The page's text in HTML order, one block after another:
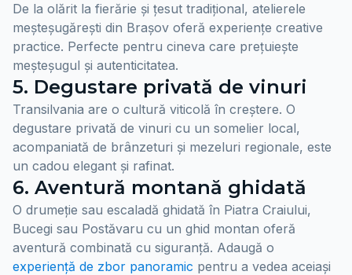
De la olărit la fierărie și țesut tradițional, atelierele
meșteșugărești din Brașov oferă experiențe creative
practice. Perfecte pentru cineva care prețuiește
meșteșugul și autenticitatea.
5. Degustare privată de vinuri
Transilvania are o cultură viticolă în creștere. O
degustare privată de vinuri cu un somelier local,
acompaniată de brânzeturi și mezeluri regionale, este
un cadou elegant și rafinat.
6. Aventură montană ghidată
O drumeție sau escaladă ghidată în Piatra Craiului,
Bucegi sau Postăvaru cu un ghid montan oferă
aventură combinată cu siguranță. Adaugă o
experiență de zbor panoramic pentru a vedea aceiași